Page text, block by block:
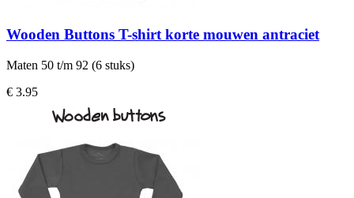
Wooden Buttons T-shirt korte mouwen antraciet
Maten 50 t/m 92 (6 stuks)
€ 3.95